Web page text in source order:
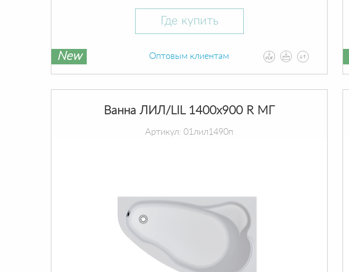
Где купить
New Оптовым клиентам
Ванна ЛИЛ/LIL 1400х900 R МГ
Артикул: 01лил1490п